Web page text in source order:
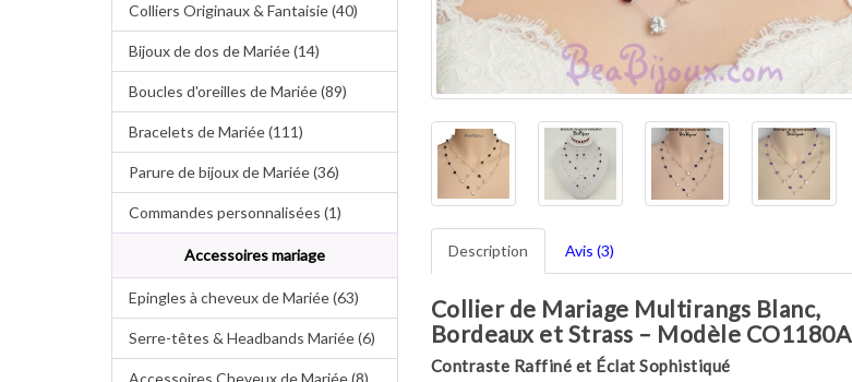
Colliers Originaux & Fantaisie (40)
Bijoux de dos de Mariée (14)
Boucles d'oreilles de Mariée (89)
Bracelets de Mariée (111)
Parure de bijoux de Mariée (36)
Commandes personnalisées (1)
Accessoires mariage
Epingles à cheveux de Mariée (63)
Serre-têtes & Headbands Mariée (6)
Accessoires Cheveux de Mariée (8)
Description Avis (3)
Collier de Mariage Multirangs Blanc,
Bordeaux et Strass – Modèle CO1180A
Contraste Raffiné et Éclat Sophistiqué